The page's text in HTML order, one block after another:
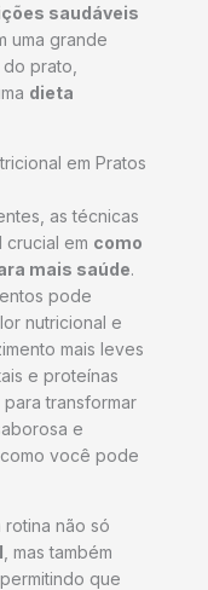
saudáveis
uma grande
prato,
dieta
em Pratos
as técnicas
crucial em como
mais saúde.
pode
nutricional e
mais leves
e proteínas
transformar
e
você pode
não só
, mas também
que